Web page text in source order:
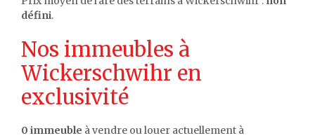
défini.
Nos immeubles à
Wickerschwihr en
exclusivité
0 immeuble à vendre ou louer actuellement à